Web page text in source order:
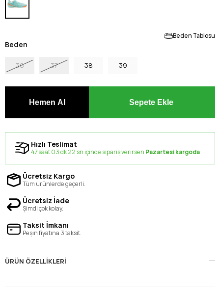
Beden Tablosu
Beden
36 37 38 39
Hızlı Teslimat
47 saat 03 dk 21 sn içinde sipariş verirsen Pazartesi kargoda
Ücretsiz Kargo
Tüm ürünlerde geçerli.
Ücretsiz İade
Şimdi çok kolay.
Taksit İmkanı
Peşin fiyatına 3 taksit.
ÜRÜN ÖZELLIKLERI